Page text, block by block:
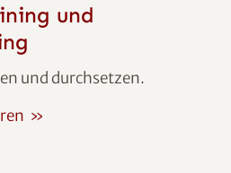
und
und durchsetzen.
»